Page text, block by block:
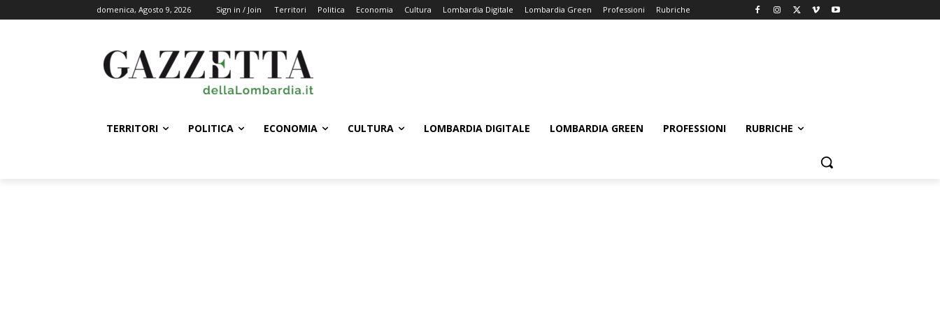
domenica, Agosto 9, 2026 Sign in / Join Territori Politica Economia Cultura Lombardia Digitale Lombardia Green Professioni Rubriche
TERRITORI POLITICA ECONOMIA CULTURA LOMBARDIA DIGITALE LOMBARDIA GREEN PROFESSIONI RUBRICHE